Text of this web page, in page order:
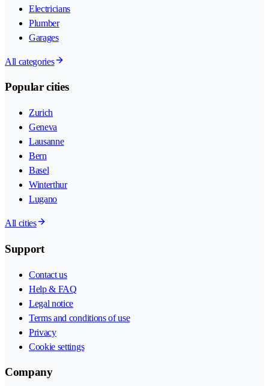
Electricians
Plumber
Garages
All categories
Popular cities
Zurich
Geneva
Lausanne
Bern
Basel
Winterthur
Lugano
All cities
Support
Contact us
Help & FAQ
Legal notice
Terms and conditions of use
Privacy
Cookie settings
Company